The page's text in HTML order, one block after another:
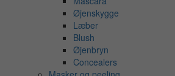
Øjenskygge
Læber
Blush
Øjenbryn
Concealers